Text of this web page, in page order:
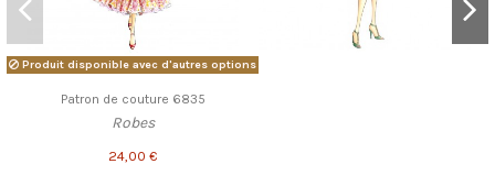
Produit disponible avec d'autres options
Patron de couture 6835
Robes
24,00 €